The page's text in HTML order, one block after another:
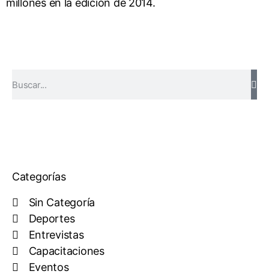
millones en la edición de 2014.
Categorías
Sin Categoría
Deportes
Entrevistas
Capacitaciones
Eventos